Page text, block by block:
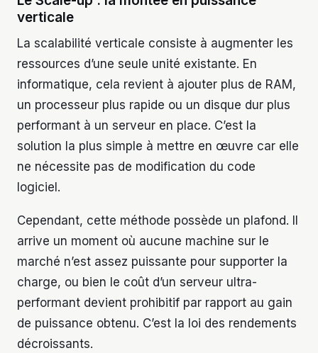
verticale
La scalabilité verticale consiste à augmenter les
ressources d’une seule unité existante. En
informatique, cela revient à ajouter plus de RAM,
un processeur plus rapide ou un disque dur plus
performant à un serveur en place. C’est la
solution la plus simple à mettre en œuvre car elle
ne nécessite pas de modification du code
logiciel.
Cependant, cette méthode possède un plafond. Il
arrive un moment où aucune machine sur le
marché n’est assez puissante pour supporter la
charge, ou bien le coût d’un serveur ultra-
performant devient prohibitif par rapport au gain
de puissance obtenu. C’est la loi des rendements
décroissants.